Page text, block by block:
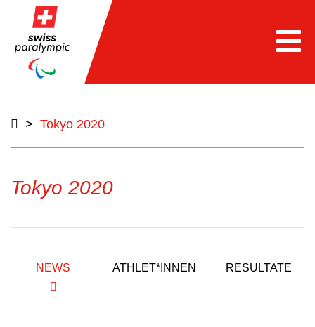
> Tokyo 2020
Tokyo 2020
NEWS ATHLET*INNEN RESULTATE